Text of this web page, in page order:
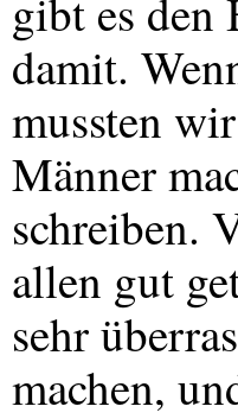
gibt es den
damit.
mussten
Männer
schreiben.
allen gut
sehr
machen,